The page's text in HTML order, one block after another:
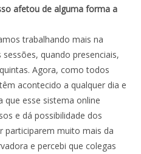
afetou de alguma forma a
trabalhando mais na
quando presenciais,
Agora, como todos
acontecido a qualquer dia e
que esse sistema online
e dá possibilidade dos
participarem muito mais da
e percebi que colegas